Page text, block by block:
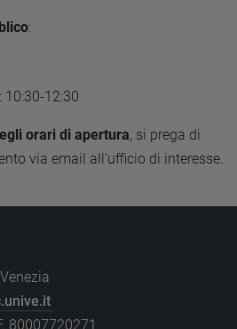
:
10:30-12:30
orari di apertura, si prega di
via email all’ufficio di interesse.
80007720271